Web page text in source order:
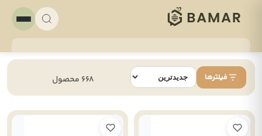
فیلترها 668 محصول